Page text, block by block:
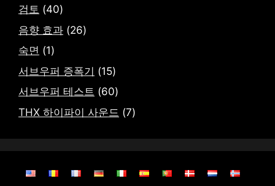
검토 (40)
음향 효과 (26)
숙면 (1)
서브우퍼 증폭기 (15)
서브우퍼 테스트 (60)
THX 하이파이 사운드 (7)